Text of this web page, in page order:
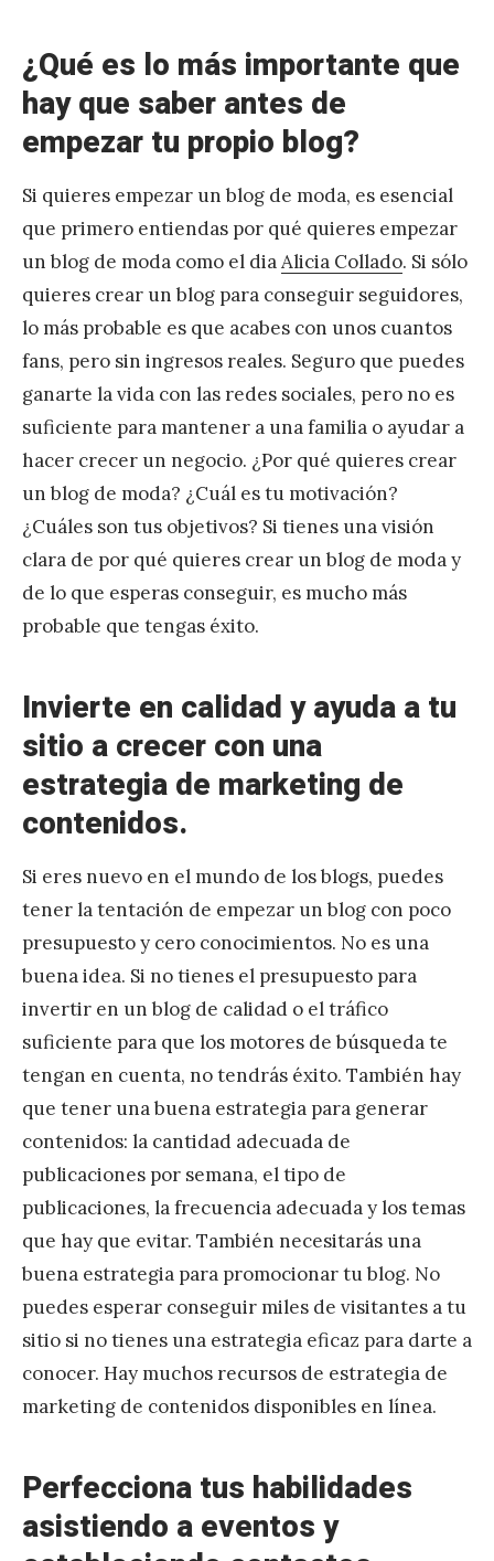
¿Qué es lo más importante que
hay que saber antes de
empezar tu propio blog?
Si quieres empezar un blog de moda, es esencial
que primero entiendas por qué quieres empezar
un blog de moda como el diaAlicia Collado. Si sólo
quieres crear un blog para conseguir seguidores,
lo más probable es que acabes con unos cuantos
fans, pero sin ingresos reales. Seguro que puedes
ganarte la vida con las redes sociales, pero no es
suficiente para mantener a una familia o ayudar a
hacer crecer un negocio. ¿Por qué quieres crear
un blog de moda? ¿Cuál es tu motivación?
¿Cuáles son tus objetivos? Si tienes una visión
clara de por qué quieres crear un blog de moda y
de lo que esperas conseguir, es mucho más
probable que tengas éxito.
Invierte en calidad y ayuda a tu
sitio a crecer con una
estrategia de marketing de
contenidos.
Si eres nuevo en el mundo de los blogs, puedes
tener la tentación de empezar un blog con poco
presupuesto y cero conocimientos. No es una
buena idea. Si no tienes el presupuesto para
invertir en un blog de calidad o el tráfico
suficiente para que los motores de búsqueda te
tengan en cuenta, no tendrás éxito. También hay
que tener una buena estrategia para generar
contenidos: la cantidad adecuada de
publicaciones por semana, el tipo de
publicaciones, la frecuencia adecuada y los temas
que hay que evitar. También necesitarás una
buena estrategia para promocionar tu blog. No
puedes esperar conseguir miles de visitantes a tu
sitio si no tienes una estrategia eficaz para darte a
conocer. Hay muchos recursos de estrategia de
marketing de contenidos disponibles en línea.
Perfecciona tus habilidades
asistiendo a eventos y